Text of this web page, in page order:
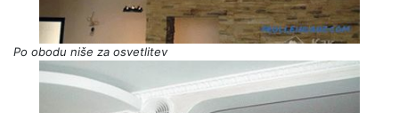
Po obodu niše za osvetlitev